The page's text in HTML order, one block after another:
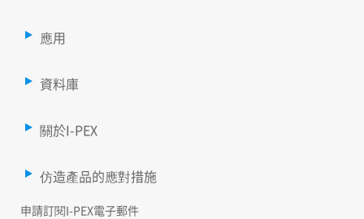
應用
資料庫
關於I-PEX
仿造產品的應對措施
申請訂閱I-PEX電子郵件